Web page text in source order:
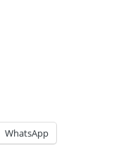
WhatsApp